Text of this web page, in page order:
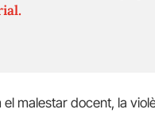
malestar docent, la